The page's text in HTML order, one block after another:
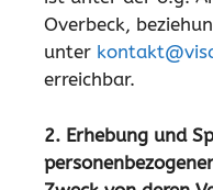
Overbeck,
unter
erreichbar.
2. Erhebung und